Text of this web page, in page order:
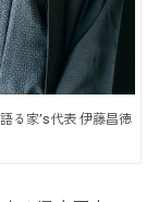
る家’s代表 伊藤昌徳